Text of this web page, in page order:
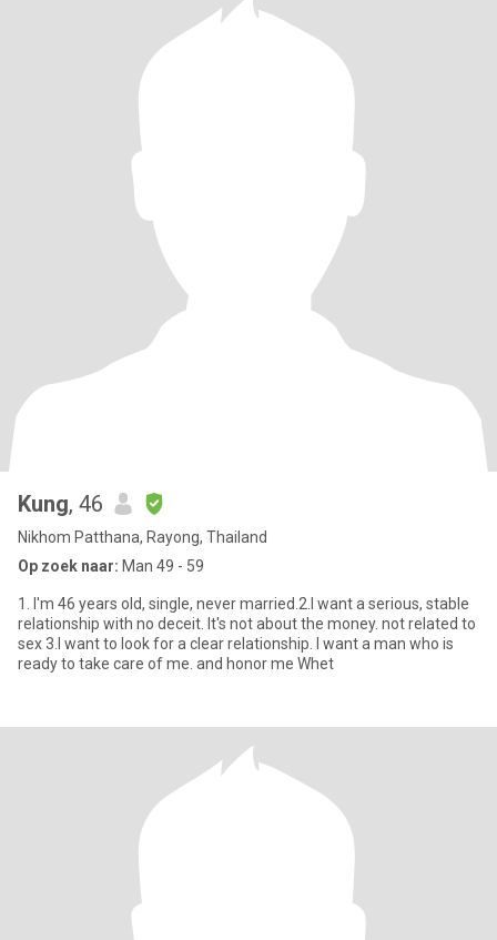
Kung, 46
Nikhom Patthana, Rayong, Thailand
Op zoek naar: Man 49 - 59
1. I'm 46 years old, single, never married.2.I want a serious, stable
relationship with no deceit. It's not about the money. not related to
sex 3.I want to look for a clear relationship. I want a man who is
ready to take care of me. and honor me Whet